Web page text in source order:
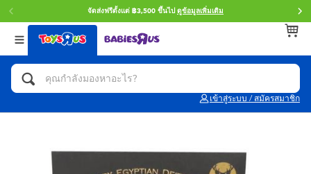
จัดส่งฟรีตั้งแต่ ฿3,500 ขึ้นไป ดูข้อมูลเพิ่มเติม
เข้าสู่ระบบ / สมัครสมาชิก
กลับ
หมวดหมู่
แอคชั่นฟิกเกอร์ และการสวมบทบาทเป็นฮีโร่
ตัวต่อและ LEGO
กลับ
แบรนด์
Toy Story ทอย สตอรี่
Star Wars
กลับ
Age
0~2 ปี
5~7 ปี